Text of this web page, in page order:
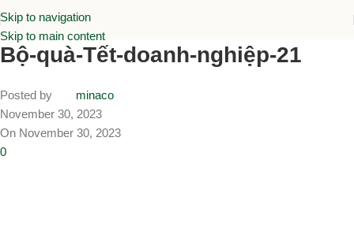
Skip to navigation
Skip to main content
Bộ-quà-Tết-doanh-nghiệp-21
Posted by
minaco
November 30, 2023
On November 30, 2023
0